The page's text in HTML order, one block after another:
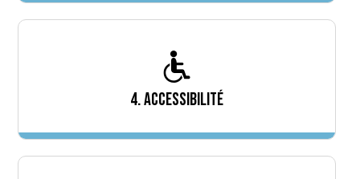
4. ACCESSIBILITÉ